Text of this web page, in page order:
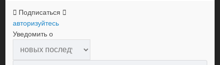
Подписаться
авторизуйтесь
Уведомить о